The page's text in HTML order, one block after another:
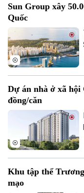
Kinh nghiệm
Thị trường
Đánh giá
Hướng nghiệp
Tin tức
Làng nghề
Di tích
Sức khỏe
Dinh dưỡng
Tư vấn sức khỏe
Thể thao
Bóng đá
Golf
Giải trí
Tin tức
Sao
Điện ảnh
Âm nhạc
Đã phát sóng
Sun Group xây
Quốc
Dự án nhà ở xã
đồng/căn
Khu tập thể
mạo